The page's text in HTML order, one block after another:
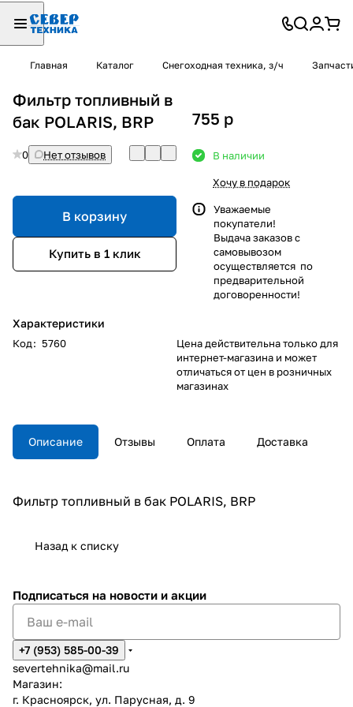
Главная Каталог Снегоходная техника, з/ч
Фильтр топливный в
бак POLARIS, BRP
0 Нет отзывов
В корзину
Купить в 1 клик
Характеристики
Код: 5760
755 p
В наличии
Хочу в подарок
Уважаемые
покупатели!
Выдача заказов с
самовывозом
осуществляется по
предварительной
договоренности!
Цена действительна только для
интернет-магазина и может
отличаться от цен в розничных
магазинах
Описание Отзывы Оплата Доставка
Фильтр топливный в бак POLARIS, BRP
Назад к списку
Подписаться на новости и акции
+7 (953) 585-00-39
severtehnika@mail.ru
Магазин:
г. Красноярск, ул. Парусная, д. 9